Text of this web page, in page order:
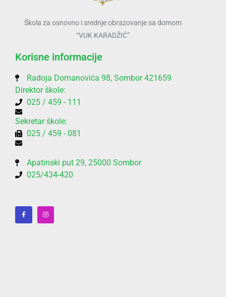
Škola za osnovno i srednje obrazovanje sa domom
“VUK KARADŽIĆ”
Korisne informacije
Radoja Domanovića 98, Sombor 421659
Direktor škole:
025 / 459 - 111
Sekretar škole:
025 / 459 - 081
Apatinski put 29, 25000 Sombor
025/434-420